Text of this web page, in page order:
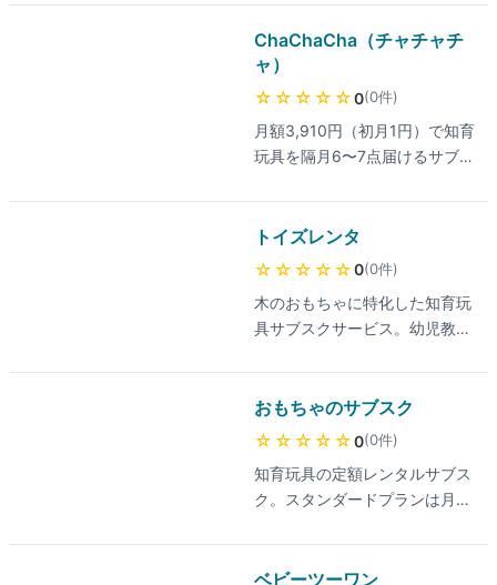
ベビー便」で配送・回収を一括
対応、里帰り出産や引越し等の
一時的ニーズにも強い。最新の
料金は公式サイトでご確認くだ
さい。
ちゃプランナーが1,800種類以
上から個別選定。破損時も原則
弁償不要で継続率97%を謳う業
界大手。
ChaChaCha（チャチャチ
ャ）
☆☆☆☆☆0(0件)
月額3,910円（初月1円）で知育
玩具を隔月6〜7点届けるサブス
ル監修プランやアンパンマン・
ポケモンなどキャラクター玩具
も扱う点が他社にない強み。
トイズレンタ
☆☆☆☆☆0(0件)
木のおもちゃに特化した知育玩
具サブスクサービス。幼児教育
ひとりの発達段階に合わせてお
もちゃを選定。初月無料で始め
られる。
おもちゃのサブスク
☆☆☆☆☆0(0件)
知育玩具の定額レンタルサブス
ク。スタンダードプランは月額
ゃ6点＋絵本2冊、2ヶ月に1回交
換。おもちゃコンサルタントが
ベビーツーワン